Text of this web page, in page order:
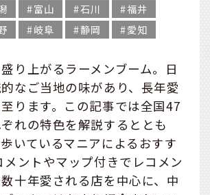
富山 石川
福井
岐阜 静岡 愛知
り上がるラーメンブーム。日
なご当地の味があり、長年愛
ります。この記事では全国47
れの特色を解説するととも
いているマニアによるおすす
ントやマップ付きでレコメン
十年愛される店を中心に、中